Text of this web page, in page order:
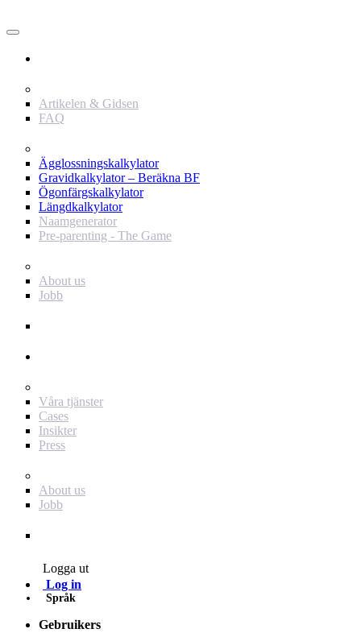
Artikelen & Gidsen
FAQ
Ägglossningskalkylator
Gravidkalkylator – Beräkna BF
Ögonfärgskalkylator
Längdkalkylator
Naamgenerator
Pre-parenting - The Game
About us
Jobb
Våra tjänster
Cases
Insikter
Press
About us
Jobb
Logga ut
Log in
Språk
Gebruikers